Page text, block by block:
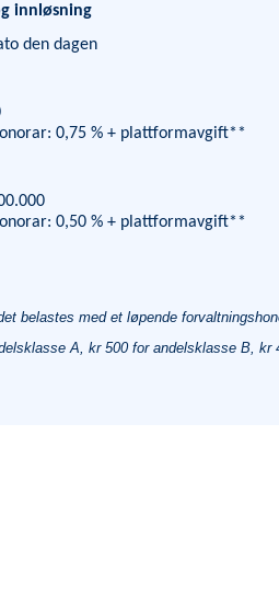
innløsning
den dagen
0,75 % + plattformavgift**
0,50 % + plattformavgift**
belastes med et løpende
A, kr 500 for andelsklasse B, kr